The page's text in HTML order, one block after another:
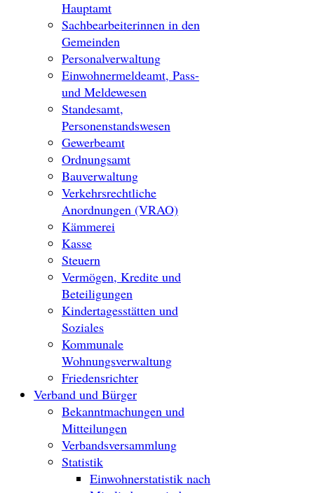
Hauptamt
Sachbearbeiterinnen in den
Gemeinden
Personalverwaltung
Einwohnermeldeamt, Pass-
und Meldewesen
Standesamt,
Personenstandswesen
Gewerbeamt
Ordnungsamt
Bauverwaltung
Verkehrsrechtliche
Anordnungen (VRAO)
Kämmerei
Kasse
Steuern
Vermögen, Kredite und
Beteiligungen
Kindertagesstätten und
Soziales
Kommunale
Wohnungsverwaltung
Friedensrichter
Verband und Bürger
Bekanntmachungen und
Mitteilungen
Verbandsversammlung
Statistik
Einwohnerstatistik nach